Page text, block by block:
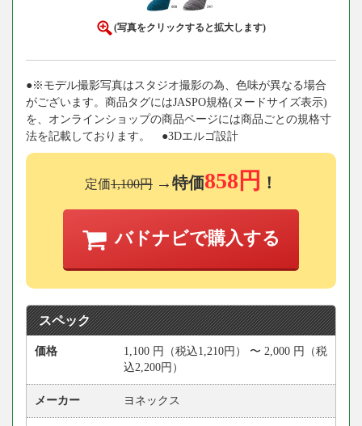
(写真をクリックすると拡大します)
●※モデル撮影写真はスタジオ撮影の為、色味が異なる場合
がございます。商品タグにはJASPO規格(ヌードサイズ表示)
を、オンラインショップの商品ページには商品ごとの規格寸
法を記載しております。 ●3Dエルゴ設計
定価1,100円 →特価858円 ！
バドナビで購入する
スペック
価格 1,100 円 （税込1,210円） 〜 2,000 円
（税
込2,200円）
メーカー ヨネックス